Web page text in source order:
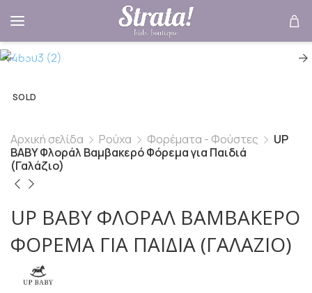
SOLD
Αρχική σελίδα Ρούχα Φορέματα - Φούστες
UP
BABY Φλοράλ Βαμβακερό Φόρεμα για Παιδιά
(Γαλάζιο)
UP BABY ΦΛΟΡΆΛ ΒΑΜΒΑΚΕΡΌ
ΦΌΡΕΜΑ ΓΙΑ ΠΑΙΔΙΆ (ΓΑΛΆΖΙΟ)